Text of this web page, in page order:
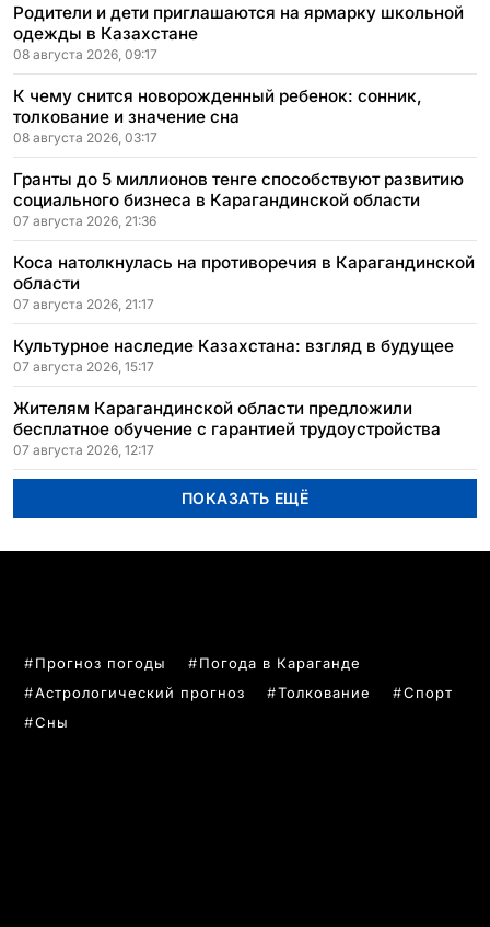
Родители и дети приглашаются на ярмарку школьной
одежды в Казахстане
08 августа 2026, 09:17
К чему снится новорожденный ребенок: сонник,
толкование и значение сна
08 августа 2026, 03:17
Гранты до 5 миллионов тенге способствуют развитию
социального бизнеса в Карагандинской области
07 августа 2026, 21:36
Коса натолкнулась на противоречия в Карагандинской
области
07 августа 2026, 21:17
Культурное наследие Казахстана: взгляд в будущее
07 августа 2026, 15:17
Жителям Карагандинской области предложили
бесплатное обучение с гарантией трудоустройства
07 августа 2026, 12:17
ПОКАЗАТЬ ЕЩЁ
Прогноз погоды
Погода в Караганде
Астрологический прогноз
Толкование
Спорт
Сны